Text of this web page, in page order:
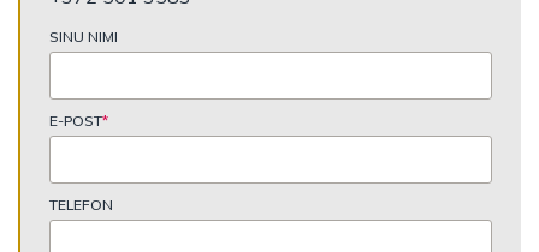
SINU NIMI
E-POST*
TELEFON